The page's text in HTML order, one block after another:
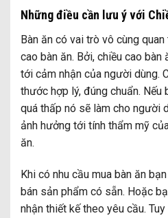
Những điều cần lưu ý với
Bàn ăn có vai trò vô cùng
cao bàn ăn. Bởi, chiều cao
tới cảm nhận của người dùng.
thước hợp lý, đúng chuẩn. Nếu
quá thấp nó sẽ làm cho người
ảnh hưởng tới tính thẩm mỹ
ăn.
Khi có nhu cầu mua bàn ăn
bán sản phẩm có sẵn. Hoặc
nhận thiết kế theo yêu cầu.